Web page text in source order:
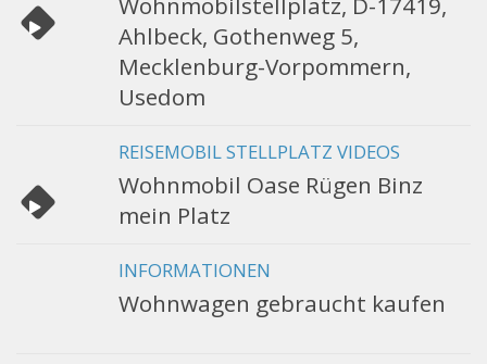
Ahlbeck, Gothenweg 5,
Mecklenburg-Vorpommern,
Usedom
REISEMOBIL STELLPLATZ VIDEOS
Wohnmobil Oase Rügen Binz
mein Platz
INFORMATIONEN
Wohnwagen gebraucht kaufen